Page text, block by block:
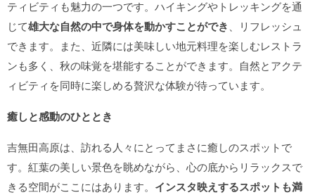
ティビティも魅力の一つです。ハイキングやトレッキングを通
じて雄大な自然の中で身体を動かすことができ 、リフレッシュ
できます。また、近隣には美味しい地元料理を楽しむレストラ
ンも多く、秋の味覚を堪能することができます。自然とアクテ
ィビティを同時に楽しめる贅沢な体験が待っています。
癒しと感動のひととき
吉無田高原は、訪れる人々にとってまさに癒しのスポットで
す。紅葉の美しい景色を眺めながら、心の底からリラックスで
きる空間がここにはあります。 インスタ映えするスポットも満